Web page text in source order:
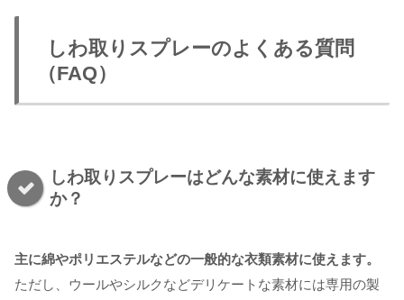
しわ取りスプレーのよくある質問
（FAQ）
しわ取りスプレーはどんな素材に使えます
か？
主に綿やポリエステルなどの一般的な衣類素材に使えます。
ただし、ウールやシルクなどデリケートな素材には専用の製